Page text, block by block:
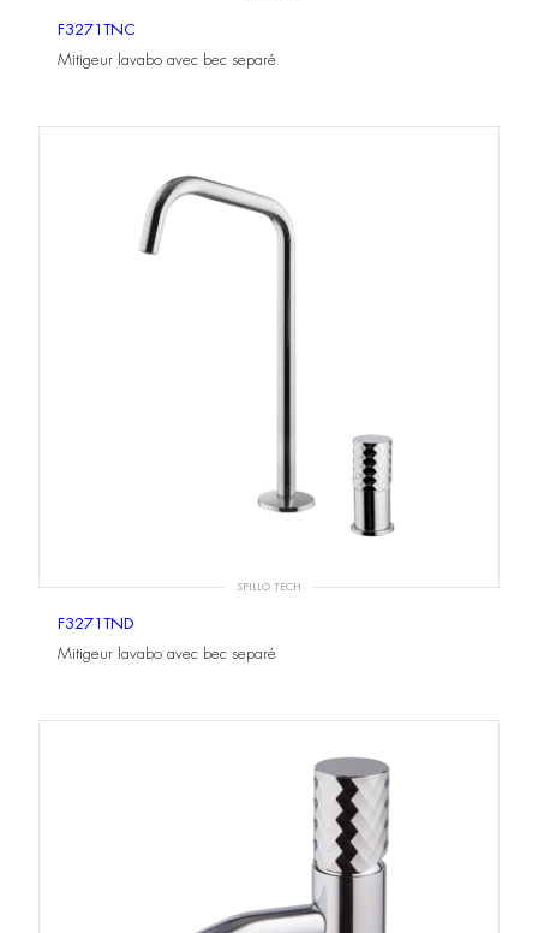
F3271TNC
Mitigeur lavabo avec bec separé
SPILLO TECH
F3271TND
Mitigeur lavabo avec bec separé